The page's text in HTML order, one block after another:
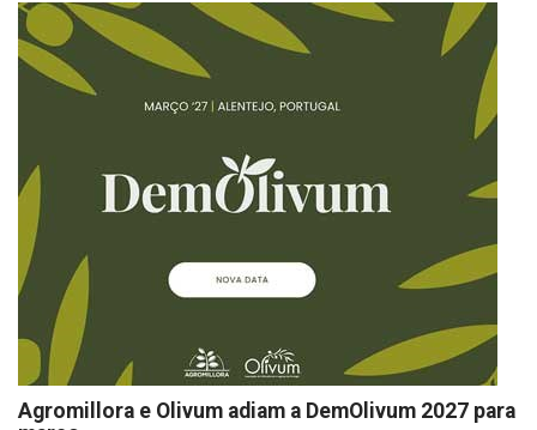
Agromillora e Olivum adiam a DemOlivum 2027 para